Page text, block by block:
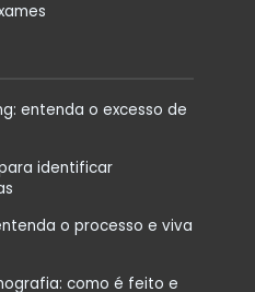
entenda o excesso de
identificar
o processo e viva
como é feito e